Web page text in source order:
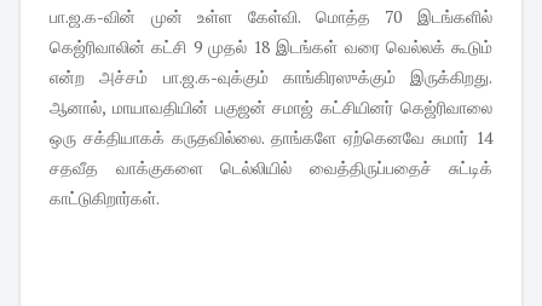
பா.ஜ.க-வின் முன் உள்ள கேள்வி. மொத்த 70 இடங்களில்
கெஜ்ரிவாலின் கட்சி 9 முதல் 18 இடங்கள் வரை வெல்லக் கூடும்
என்ற அச்சம் பா.ஜ.க-வுக்கும் காங்கிரஸுக்கும் இருக்கிறது.
ஆனால், மாயாவதியின் பகுஜன் சமாஜ் கட்சியினர் கெஜ்ரிவாலை
ஒரு சக்தியாகக் கருதவில்லை. தாங்களே ஏற்கெனவே சுமார் 14
சதவீத வாக்குகளை டெல்லியில் வைத்திருப்பதைச் சுட்டிக்
காட்டுகிறார்கள்.